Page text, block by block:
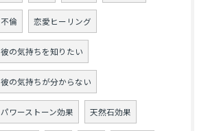
不倫 恋愛ヒーリング
彼の気持ちを知りたい
彼の気持ちが分からない
パワーストーン効果 天然石効果